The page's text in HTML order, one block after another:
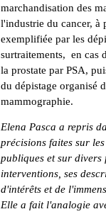
marchandisation des
l'industrie du cancer, à
exemplifiée par les
surtraitements, en cas
la prostate par PSA,
du dépistage organisé
mammographie.
Elena Pasca a repris
précisions faites sur
publiques et sur divers
interventions, ses
d'intérêts et de
Elle a fait l'analogie